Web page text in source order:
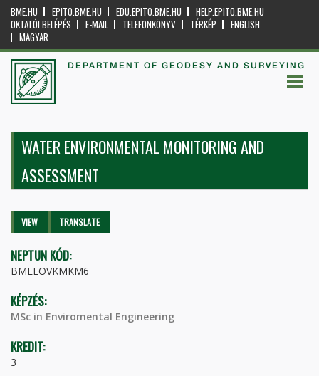
BME.HU EPITO.BME.HU EDU.EPITO.BME.HU
HELP.EPITO.BME.HU
OKTATÓI BELÉPÉS
E-MAIL TELEFONKÖNYV TÉRKÉP
ENGLISH
MAGYAR
DEPARTMENT OF GEODESY AND SURVEYING
WATER ENVIRONMENTAL MONITORING AND
ASSESSMENT
Primary tabs
VIEW (ACTIVETRANSLATE
NEPTUN KÓD:
BMEEOVKMKM6
KÉPZÉS:
MSc in Enviromental Engineering
KREDIT:
3